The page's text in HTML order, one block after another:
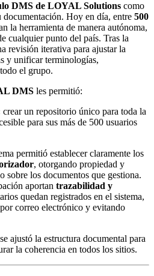
DMS de LOYAL Solutions como
Hoy en día, entre 500
la herramienta de manera autónoma,
cualquier punto del país. Tras la
revisión iterativa para ajustar la
y unificar terminologías,
el grupo.
DMS les permitió:
crear un repositorio único para toda la
para sus más de 500 usuarios
permitió establecer claramente los
, otorgando propiedad y
sobre los documentos que gestiona.
aportan trazabilidad y
quedan registrados en el sistema,
correo electrónico y evitando
se ajustó la estructura documental para
la coherencia en todos los sitios.